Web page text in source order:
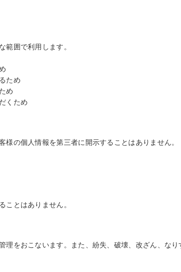
範囲で利用します。
ため
め
くため
の個人情報を第三者に開示することはありません。
ことはありません。
理をおこないます。また、紛失、破壊、改ざん、な